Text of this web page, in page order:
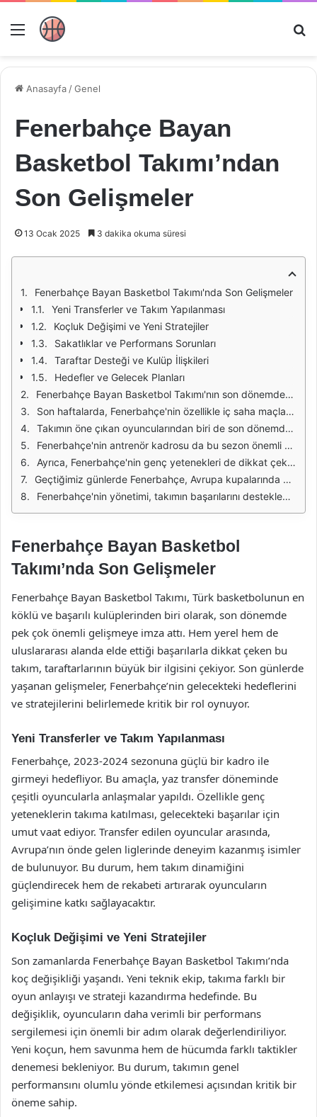
Menü
Anasayfa /Genel
Fenerbahçe Bayan
Basketbol Takımı’ndan
Son Gelişmeler
13 Ocak 2025 3 dakika okuma süresi
Fenerbahçe Bayan Basketbol Takımı'nda Son Gelişmeler
Yeni Transferler ve Takım Yapılanması
Koçluk Değişimi ve Yeni Stratejiler
Sakatlıklar ve Performans Sorunları
Taraftar Desteği ve Kulüp İlişkileri
Hedefler ve Gelecek Planları
Fenerbahçe Bayan Basketbol Takımı'nın son dönemdeki performansı oldukça dikkat çekici. Takım, ligdeki son maçlarında gösterdiği üstün performansla birlikte, play-off için iddialı bir konuma geldi. Özellikle genç oyuncuların sahada sergilediği performans, takımın geleceği açısından umut verici. Koçun stratejileri ve oyuncuların uyumu, bu sezonu daha da başarılı geçirmelerine yardımcı oluyor.
Son haftalarda, Fenerbahçe'nin özellikle iç saha maçlarındaki başarısı ön plana çıktı. Taraftar desteğiyle birlikte oynanan maçlar, takımın motivasyonunu artırdı. Taraftarların stadyumu doldurduğu anlar, oyuncuların performansına olumlu yansıdı. Bu bağlamda, Fenerbahçe'nin iç saha avantajını en iyi şekilde değerlendirdiği söylenebilir.
Takımın öne çıkan oyuncularından biri de son dönemde formunu yükselten pivot oyuncusu oldu. Hem savunmada hem de hücumda gösterdiği etkili performans, Fenerbahçe'nin maçlarını kazanmasında kritik rol oynadı. Özellikle ribaund istatistikleri, onun ne kadar etkili bir oyuncu olduğunu gözler önüne serdi. Takımın bu oyuncu üzerindeki bağımlılığı, onun performansına olan güveni artırıyor.
Fenerbahçe'nin antrenör kadrosu da bu sezon önemli değişiklikler yaşadı. Yeni gelen teknik ekip, özellikle savunma taktikleri üzerinde yoğunlaştı. Takımın savunma organizasyonu, önceki sezonlara göre daha disiplinli hale geldi. Bu durum, rakip takımların hücumlarını zorlaştırırken, Fenerbahçe'nin maç kazanma oranını da artırdı.
Ayrıca, Fenerbahçe'nin genç yetenekleri de dikkat çekiyor. Altyapıdan gelen oyuncular, A takıma entegre edilerek daha fazla sorumluluk almaya başladı. Bu durum, hem takımın geleceği hem de Türk kadın basketbolunun gelişimi açısından oldukça önemli. Genç oyuncular, tecrübe kazanarak ilerleyen yıllarda takımın bel kemiğini oluşturabilir.
Geçtiğimiz günlerde Fenerbahçe, Avrupa kupalarında da mücadele etmeye başladı. Elde ettikleri başarılar, takımın uluslararası arenada daha fazla tanınmasına olanak sağlıyor. Bu tür deneyimler, oyuncuların hem bireysel hem de takım olarak gelişimine katkıda bulunuyor. Avrupa'daki maçlar, Fenerbahçe'nin hedeflerini büyütmesine yardımcı olacak.
Fenerbahçe'nin yönetimi, takımın başarılarını desteklemek amacıyla yeni sponsorluk anlaşmalarına imza attı. Bu anlaşmalar, kulübün mali durumunu güçlendirirken, altyapı ve oyuncu gelişimi için gereken kaynakların sağlanmasına olanak tanıyor. Böylece Fenerbahçe, hem ulusal hem de uluslararası düzeyde daha rekabetçi bir takım olma yolunda ilerliyor.
Fenerbahçe Bayan Basketbol
Takımı’nda Son Gelişmeler
Fenerbahçe Bayan Basketbol Takımı, Türk basketbolunun en
köklü ve başarılı kulüplerinden biri olarak, son dönemde
pek çok önemli gelişmeye imza attı. Hem yerel hem de
uluslararası alanda elde ettiği başarılarla dikkat çeken bu
takım, taraftarlarının büyük bir ilgisini çekiyor. Son günlerde
yaşanan gelişmeler, Fenerbahçe’nin gelecekteki hedeflerini
ve stratejilerini belirlemede kritik bir rol oynuyor.
Yeni Transferler ve Takım Yapılanması
Fenerbahçe, 2023-2024 sezonuna güçlü bir kadro ile
girmeyi hedefliyor. Bu amaçla, yaz transfer döneminde
çeşitli oyuncularla anlaşmalar yapıldı. Özellikle genç
yeteneklerin takıma katılması, gelecekteki başarılar için
umut vaat ediyor. Transfer edilen oyuncular arasında,
Avrupa’nın önde gelen liglerinde deneyim kazanmış isimler
de bulunuyor. Bu durum, hem takım dinamiğini
güçlendirecek hem de rekabeti artırarak oyuncuların
gelişimine katkı sağlayacaktır.
Koçluk Değişimi ve Yeni Stratejiler
Son zamanlarda Fenerbahçe Bayan Basketbol Takımı’nda
koç değişikliği yaşandı. Yeni teknik ekip, takıma farklı bir
oyun anlayışı ve strateji kazandırma hedefinde. Bu
değişiklik, oyuncuların daha verimli bir performans
sergilemesi için önemli bir adım olarak değerlendiriliyor.
Yeni koçun, hem savunma hem de hücumda farklı taktikler
denemesi bekleniyor. Bu durum, takımın genel
performansını olumlu yönde etkilemesi açısından kritik bir
öneme sahip.